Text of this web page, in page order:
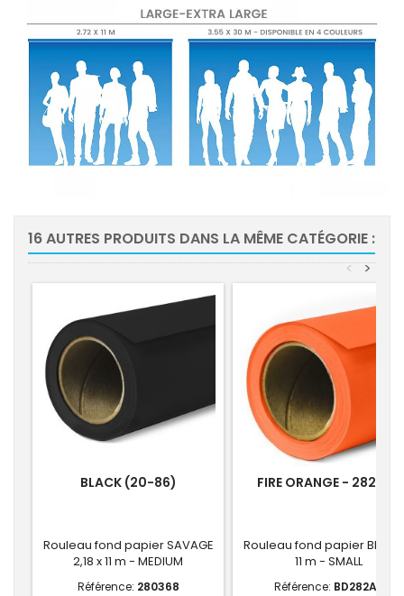
16 AUTRES PRODUITS DANS LA MÊME CATÉGORIE :
>
<
BLACK (20-86)
Rouleau fond papier SAVAGE
2,18 x 11 m - MEDIUM
Référence: 280368
FIRE ORANGE - 282-A2
Rouleau fond papier BD
11 m - SMALL
Référence: BD282A2